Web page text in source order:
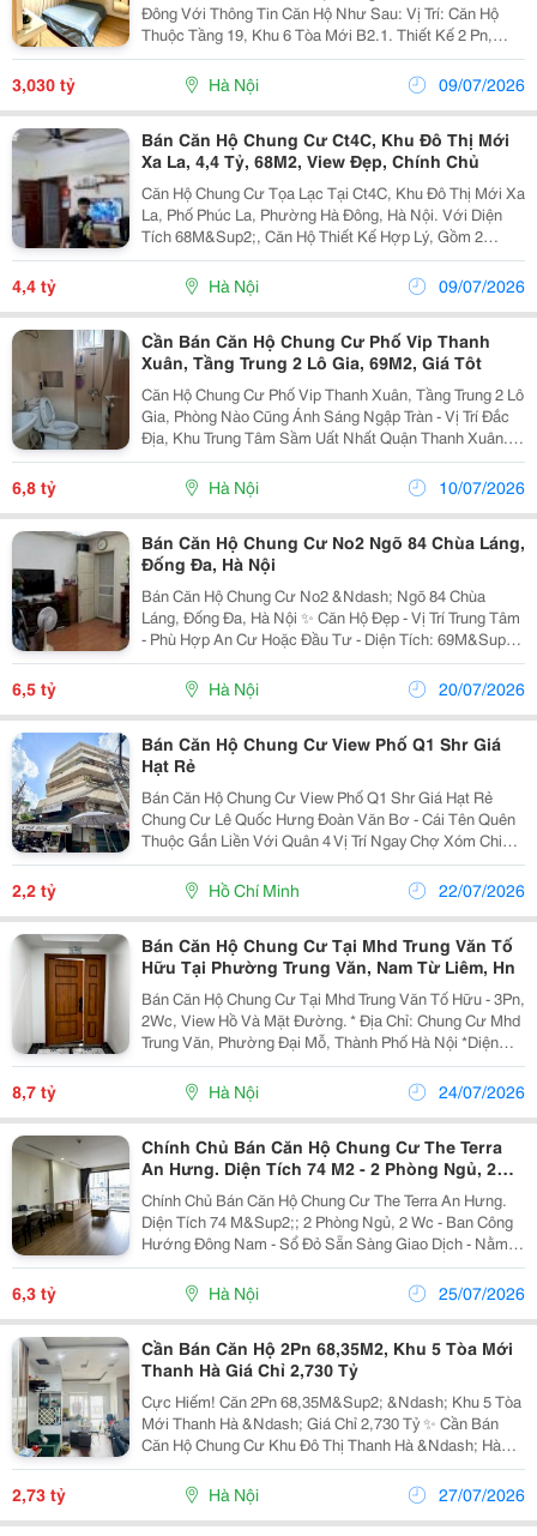
Đông Với Thông Tin Căn Hộ Như Sau: Vị Trí: Căn Hộ
Thuộc Tầng 19, Khu 6 Tòa Mới B2.1. Thiết Kế 2 Pn,
2Vs, Phòng Khách+Bếp, Ban Công Ngang Rộng Thoáng
Mát. Tiện Ích: - Căn Hộ Ngay Cạnh Trục Đường...
3,030 tỷ Hà Nội 09/07/2026
Bán Căn Hộ Chung Cư Ct4C, Khu Đô Thị Mới
Xa La, 4,4 Tỷ, 68M2, View Đẹp, Chính Chủ
Căn Hộ Chung Cư Tọa Lạc Tại Ct4C, Khu Đô Thị Mới Xa
La, Phố Phúc La, Phường Hà Đông, Hà Nội. Với Diện
Tích 68M&Sup2;, Căn Hộ Thiết Kế Hợp Lý, Gồm 2
Phòng Ngủ Và 2 Phòng Tắm, Nội Thất Đầy Đủ, Phù Hợp
Cho Hộ Gia Đình. Khu Đô Thị Sầm Uất, Tiện Ích Xung...
4,4 tỷ Hà Nội 09/07/2026
Cần Bán Căn Hộ Chung Cư Phố Vip Thanh
Xuân, Tầng Trung 2 Lô Gia, 69M2, Giá Tôt
Căn Hộ Chung Cư Phố Vip Thanh Xuân, Tầng Trung 2 Lô
Gia, Phòng Nào Cũng Ánh Sáng Ngập Tràn - Vị Trí Đắc
Địa, Khu Trung Tâm Sầm Uất Nhất Quận Thanh Xuân. -
Toà Pvv-Vinapharm Xây Dựng 23 Tầng Nổi Và 1 Tầng
Hầm. Căn Hộ Bán Thuộc Tầng Trung Mỗi...
6,8 tỷ Hà Nội 10/07/2026
Bán Căn Hộ Chung Cư No2 Ngõ 84 Chùa Láng,
Đống Đa, Hà Nội
Bán Căn Hộ Chung Cư No2 &Ndash; Ngõ 84 Chùa
Láng, Đống Đa, Hà Nội ✨ Căn Hộ Đẹp - Vị Trí Trung Tâm
- Phù Hợp An Cư Hoặc Đầu Tư - Diện Tích: 69M&Sup2;
- Thiết Kế: 2 Phòng Ngủ + 1 Wc + Bếp - Pháp Lý: Sổ Đỏ
Đầy Đủ - Giá Bán: 6,5 Tỷ (Có Thương...
6,5 tỷ Hà Nội 20/07/2026
Bán Căn Hộ Chung Cư View Phố Q1 Shr Giá
Hạt Rẻ
Bán Căn Hộ Chung Cư View Phố Q1 Shr Giá Hạt Rẻ
Chung Cư Lê Quốc Hưng Đoàn Văn Bơ - Cái Tên Quên
Thuộc Gắn Liền Với Quân 4 Vị Trí Ngay Chợ Xóm Chiếu
Có 30M Cách Cầu Calmet Q1 Hoặc Cầu Khánh Hội Q1
Có 2 Phút Đi Bộ Cách Đại Học Luật Hcm Q4 Có...
2,2 tỷ Hồ Chí Minh 22/07/2026
Bán Căn Hộ Chung Cư Tại Mhd Trung Văn Tố
Hữu Tại Phường Trung Văn, Nam Từ Liêm, Hn
Bán Căn Hộ Chung Cư Tại Mhd Trung Văn Tố Hữu - 3Pn,
2Wc, View Hồ Và Mặt Đường. * Địa Chỉ: Chung Cư Mhd
Trung Văn, Phường Đại Mỗ, Thành Phố Hà Nội *Diện
Tích: 106M2 * Thông Tin Căn Hộ: - View Đẹp, 2 Phòng
Ngủ Đều Có Cửa Sổ View Hồ Điều Hòa Và...
8,7 tỷ Hà Nội 24/07/2026
Chính Chủ Bán Căn Hộ Chung Cư The Terra
An Hưng. Diện Tích 74 M2 - 2 Phòng Ngủ, 2
Wc
Chính Chủ Bán Căn Hộ Chung Cư The Terra An Hưng.
Diện Tích 74 M&Sup2;; 2 Phòng Ngủ, 2 Wc - Ban Công
Hướng Đông Nam - Sổ Đỏ Sẵn Sàng Giao Dịch - Nằm
Ngay Mặt Đường Tố Hữu, Giao Thông Thuận Tiện. - Kết
Nối Nhanh Lê Văn Lương, Vành Đai 3, Trung Tâm...
6,3 tỷ Hà Nội 25/07/2026
Cần Bán Căn Hộ 2Pn 68,35M2, Khu 5 Tòa Mới
Thanh Hà Giá Chỉ 2,730 Tỷ
Cực Hiếm! Căn 2Pn 68,35M&Sup2; &Ndash; Khu 5 Tòa
Mới Thanh Hà &Ndash; Giá Chỉ 2,730 Tỷ ✨ Cần Bán
Căn Hộ Chung Cư Khu Đô Thị Thanh Hà &Ndash; Hà
Đông Với Thông Tin: Diện Tích: 68,35M&Sup2; ️ Thiết
Kế: 2 Phòng Ngủ &Ndash; 2 Vệ Sinh ️ Phòng Khách +...
2,73 tỷ Hà Nội 27/07/2026